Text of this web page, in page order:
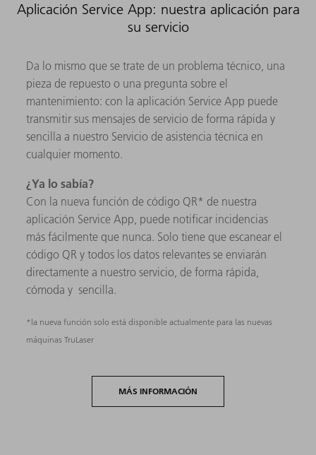
Aplicación Service App: nuestra aplicación para
su servicio
Da lo mismo que se trate de un problema técnico, una
pieza de repuesto o una pregunta sobre el
mantenimiento: con la aplicación Service App puede
transmitir sus mensajes de servicio de forma rápida y
sencilla a nuestro Servicio de asistencia técnica en
cualquier momento.
¿Ya lo sabía?
Con la nueva función de código QR* de nuestra
aplicación Service App, puede notificar incidencias
más fácilmente que nunca. Solo tiene que escanear el
código QR y todos los datos relevantes se enviarán
directamente a nuestro servicio, de forma rápida,
cómoda y sencilla.
*la nueva función solo está disponible actualmente para las nuevas
máquinas TruLaser
MÁS INFORMACIÓN